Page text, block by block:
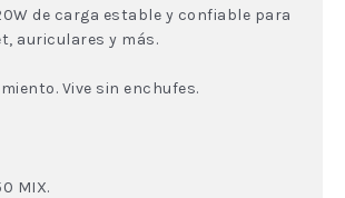
de carga estable y confiable para
auriculares y más.
Vive sin enchufes.
MIX.